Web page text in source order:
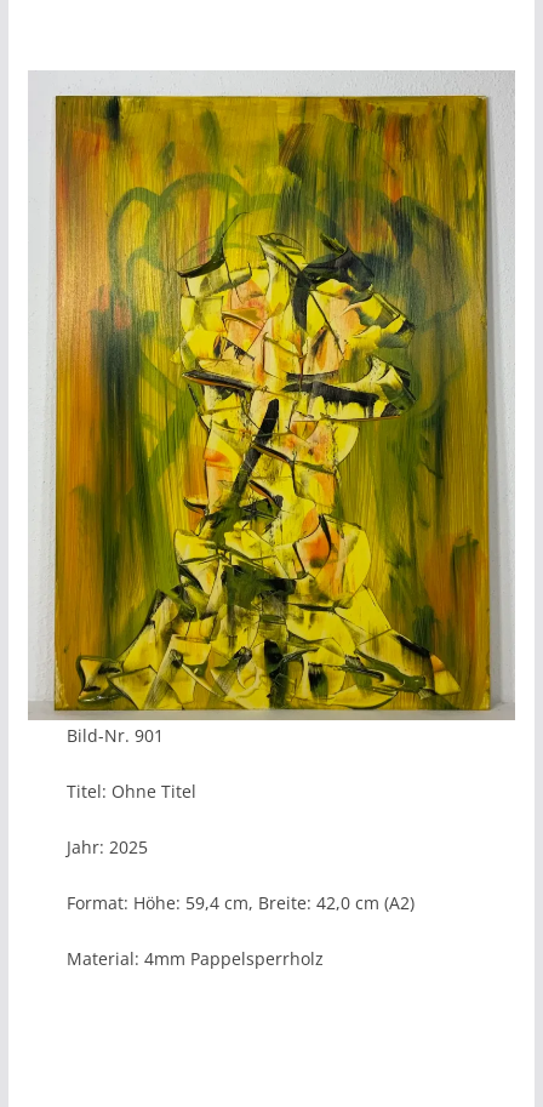
Bild-Nr. 901
Titel: Ohne Titel
Jahr: 2025
Format: Höhe: 59,4 cm, Breite: 42,0 cm (A2)
Material: 4mm Pappelsperrholz